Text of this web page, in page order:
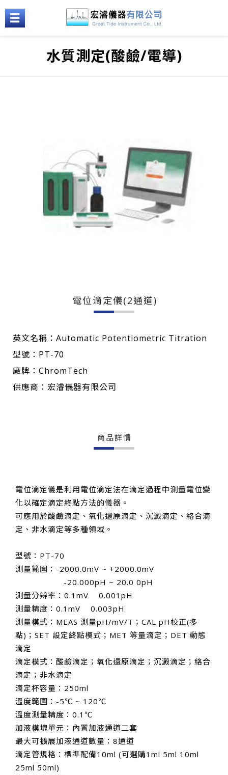
水質測定(酸鹼/電導)
電位滴定儀(2通道)
英文名稱：Automatic Potentiometric Titration
型號：PT-70
廠牌：ChromTech
供應商：宏濬儀器有限公司
商品詳情
電位滴定儀是利用電位滴定法在滴定過程中測量電位變
化以確定滴定終點方法的儀器。
可應用於酸鹼滴定、氧化還原滴定、沉澱滴定、絡合滴
定、非水滴定等多種領域。
型號：PT-70
測量範圍：-2000.0mV ~ +2000.0mV
-20.000pH ~ 20.0 0pH
測量分辨率：0.1mV 0.001pH
測量精度：0.1mV 0.003pH
測量模式：MEAS 測量pH/mV/T；CAL pH校正(多
點)；SET 設定終點模式；MET 等量滴定；DET 動態
滴定
滴定模式：酸鹼滴定；氧化還原滴定；沉澱滴定；絡合
滴定；非水滴定
滴定杯容量：250ml
溫度範圍：-5℃ ~ 120℃
溫度測量精度：0.1℃
加液模塊單元：內置加液通道二套
最大可擴展加液通道數量：8通道
滴定管規格：標準配備10ml (可選購1ml 5ml 10ml
25ml 50ml)